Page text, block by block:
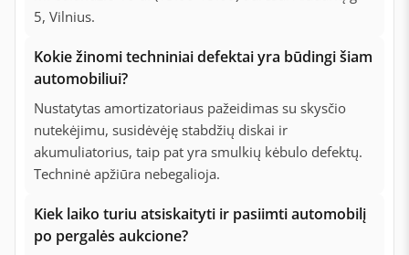
5, Vilnius.
Kokie žinomi techniniai defektai yra būdingi šiam
automobiliui?
Nustatytas amortizatoriaus pažeidimas su skysčio
nutekėjimu, susidėvėję stabdžių diskai ir
akumuliatorius, taip pat yra smulkių kėbulo defektų.
Techninė apžiūra nebegalioja.
Kiek laiko turiu atsiskaityti ir pasiimti automobilį
po pergalės aukcione?